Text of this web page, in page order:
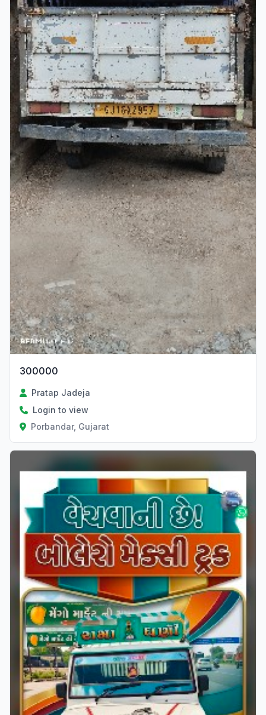
300000
Pratap Jadeja
Login to view
Porbandar, Gujarat